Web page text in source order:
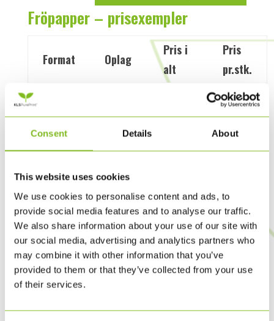
Consent Details About
This website uses cookies
We use cookies to personalise content and ads, to
provide social media features and to analyse our traffic.
We also share information about your use of our site with
our social media, advertising and analytics partners who
may combine it with other information that you’ve
provided to them or that they’ve collected from your use
of their services.
Fröpapper – prisexempler
Format Oplag
Pris i
alt
Pris
pr.stk.
1,72
A6
21,36
A6
8.000 42.584
5,32
A6
10.000 48.146
4,81
A6
25.000 65.285
2,61